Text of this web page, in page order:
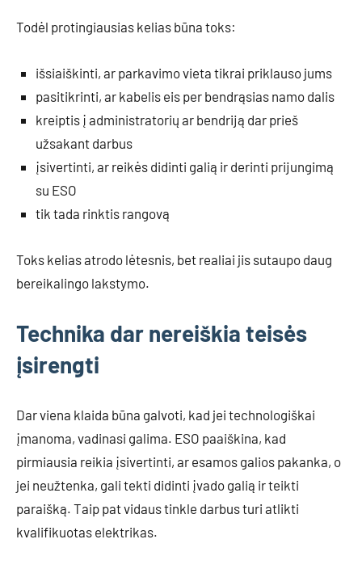
Todėl protingiausias kelias būna toks:
išsiaiškinti, ar parkavimo vieta tikrai priklauso jums
pasitikrinti, ar kabelis eis per bendrąsias namo dalis
kreiptis į administratorių ar bendriją dar prieš
užsakant darbus
įsivertinti, ar reikės didinti galią ir derinti prijungimą
su ESO
tik tada rinktis rangovą
Toks kelias atrodo lėtesnis, bet realiai jis sutaupo daug
bereikalingo lakstymo.
Technika dar nereiškia teisės
įsirengti
Dar viena klaida būna galvoti, kad jei technologiškai
įmanoma, vadinasi galima. ESO paaiškina, kad
pirmiausia reikia įsivertinti, ar esamos galios pakanka, o
jei neužtenka, gali tekti didinti įvado galią ir teikti
paraišką. Taip pat vidaus tinkle darbus turi atlikti
kvalifikuotas elektrikas.